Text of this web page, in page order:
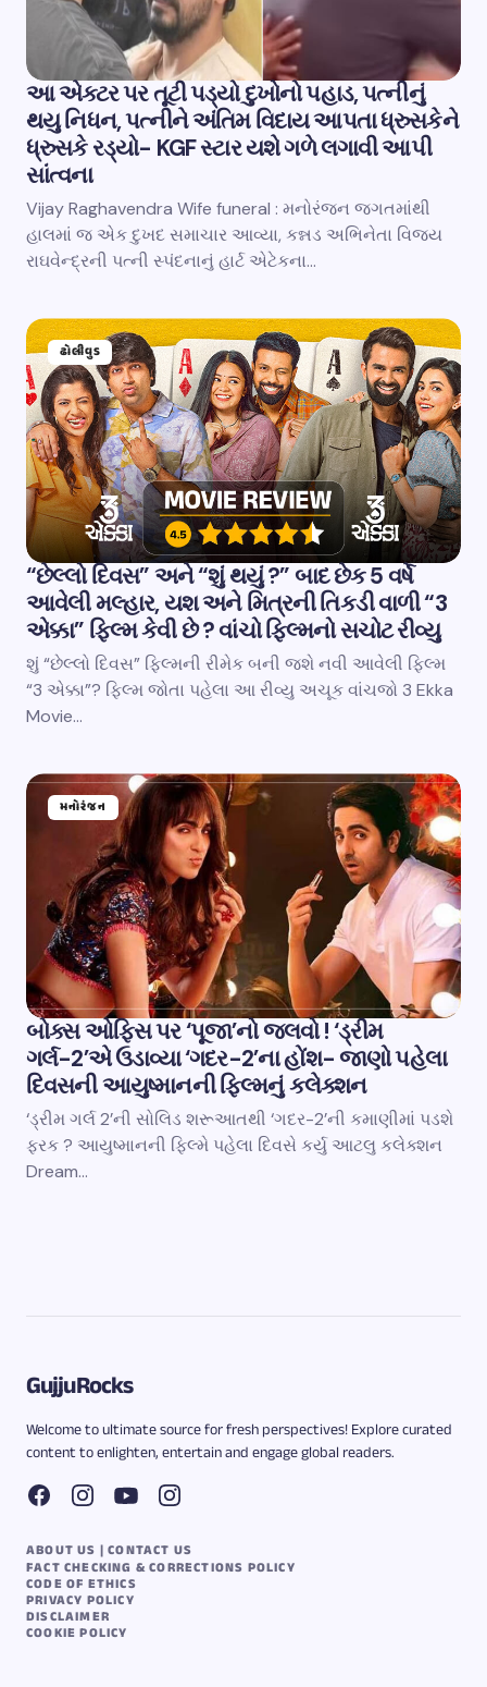
આ એક્ટર પર તૂટી પડ્યો દુખોનો પહાડ, પત્નીનું
થયુ નિધન, પત્નીને અંતિમ વિદાય આપતા ધ્રુસકેને
ધ્રુસકે રડ્યો- KGF સ્ટાર યશે ગળે લગાવી આપી
સાંત્વના
Vijay Raghavendra Wife funeral : મનોરંજન જગતમાંથી
હાલમાં જ એક દુખદ સમાચાર આવ્યા, કન્નડ અભિનેતા વિજય
રાઘવેન્દ્રની પત્ની સ્પંદનાનું હાર્ટ એટેકના…
ઢોલીવુડ
“છેલ્લો દિવસ” અને “શું થયું ?” બાદ છેક 5 વર્ષે
આવેલી મલ્હાર, યશ અને મિત્રની તિકડી વાળી “3
એક્કા” ફિલ્મ કેવી છે ? વાંચો ફિલ્મનો સચોટ રીવ્યુ
શું “છેલ્લો દિવસ” ફિલ્મની રીમેક બની જશે નવી આવેલી ફિલ્મ
“3 એક્કા”? ફિલ્મ જોતા પહેલા આ રીવ્યુ અચૂક વાંચજો 3 Ekka
Movie…
મનોરંજન
બોક્સ ઓફિસ પર ‘પૂજા’નો જલવો ! ‘ડ્રીમ
ગર્લ-2’એ ઉડાવ્યા ‘ગદર-2’ના હોંશ- જાણો પહેલા
દિવસની આયુષ્માનની ફિલ્મનું કલેક્શન
‘ડ્રીમ ગર્લ 2’ની સોલિડ શરૂઆતથી ‘ગદર-2’ની કમાણીમાં પડશે
ફરક ? આયુષ્માનની ફિલ્મે પહેલા દિવસે કર્યુ આટલુ કલેક્શન
Dream…
GujjuRocks
Welcome to ultimate source for fresh perspectives! Explore curated
content to enlighten, entertain and engage global readers.
ABOUT US | CONTACT US
FACT CHECKING & CORRECTIONS POLICY
CODE OF ETHICS
PRIVACY POLICY
DISCLAIMER
COOKIE POLICY